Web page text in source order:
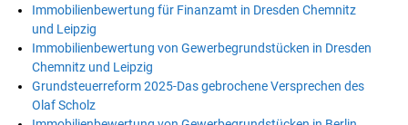
Immobilienbewertung für Finanzamt in Dresden Chemnitz
und Leipzig
Immobilienbewertung von Gewerbegrundstücken in Dresden
Chemnitz und Leipzig
Grundsteuerreform 2025-Das gebrochene Versprechen des
Olaf Scholz